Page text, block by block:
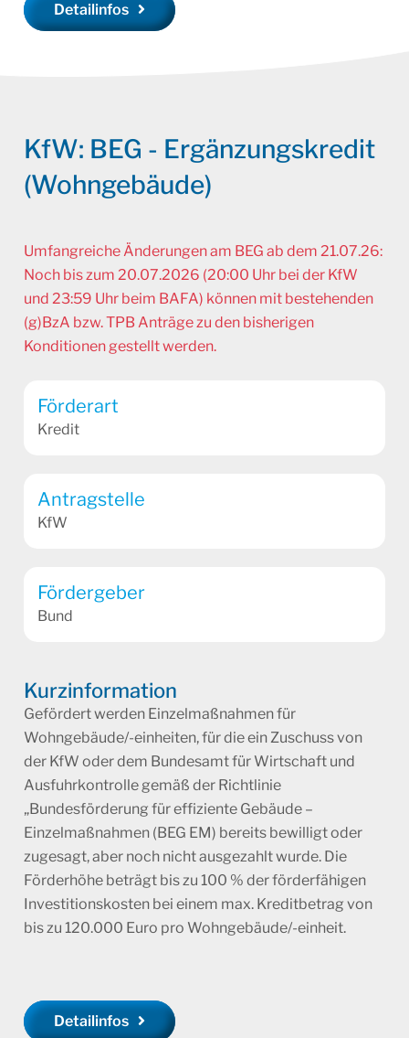
Detailinfos
KfW: BEG - Ergänzungskredit
(Wohngebäude)
Umfangreiche Änderungen am BEG ab dem 21.07.26:
Noch bis zum 20.07.2026 (20:00 Uhr bei der KfW
und 23:59 Uhr beim BAFA) können mit bestehenden
(g)BzA bzw. TPB Anträge zu den bisherigen
Konditionen gestellt werden.
Kurzinformation
Gefördert werden Einzelmaßnahmen für
Wohngebäude/-einheiten, für die ein Zuschuss von
der KfW oder dem Bundesamt für Wirtschaft und
Ausfuhrkontrolle gemäß der Richtlinie
„Bundesförderung für effiziente Gebäude –
Einzelmaßnahmen (BEG EM) bereits bewilligt oder
zugesagt, aber noch nicht ausgezahlt wurde. Die
Förderhöhe beträgt bis zu 100 % der förderfähigen
Investitionskosten bei einem max. Kreditbetrag von
bis zu 120.000 Euro pro Wohngebäude/-einheit.
Detailinfos
Förderart
Kredit
Antragstelle
KfW
Fördergeber
Bund